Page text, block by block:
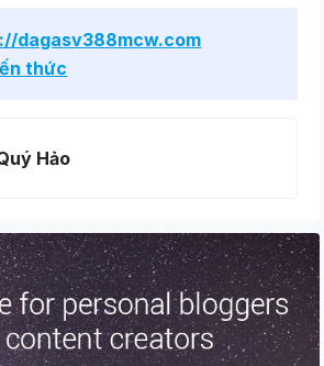
dagasv388mcw.com
thức
Hảo